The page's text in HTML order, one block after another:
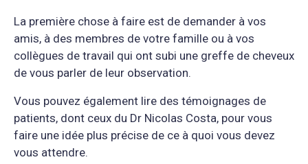
La première chose à faire est de demander à vos
amis, à des membres de votre famille ou à vos
collègues de travail qui ont subi une greffe de cheveux
de vous parler de leur observation.
Vous pouvez également lire des témoignages de
patients, dont ceux du Dr Nicolas Costa, pour vous
faire une idée plus précise de ce à quoi vous devez
vous attendre.